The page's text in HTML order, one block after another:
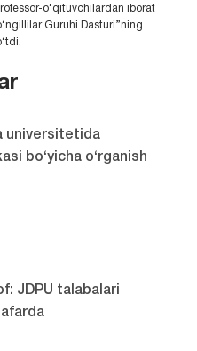
o‘qituvchilardan iborat
Guruhi Dasturi”ning
universitetida
bo‘yicha o‘rganish
JDPU talabalari